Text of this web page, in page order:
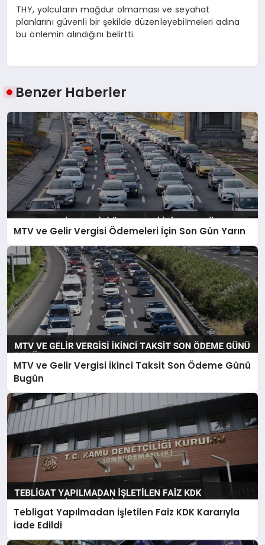
THY, yolcuların mağdur olmaması ve seyahat
planlarını güvenli bir şekilde düzenleyebilmeleri adına
bu önlemin alındığını belirtti.
Benzer Haberler
MTV ve Gelir Vergisi Ödemeleri İçin Son Gün Yarın
MTV ve Gelir Vergisi İkinci Taksit Son Ödeme Günü
Bugün
Tebligat Yapılmadan İşletilen Faiz KDK Kararıyla
İade Edildi